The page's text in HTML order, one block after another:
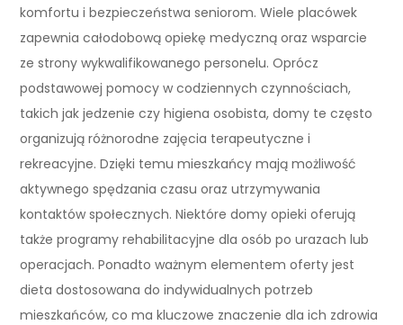
komfortu i bezpieczeństwa seniorom. Wiele placówek
zapewnia całodobową opiekę medyczną oraz wsparcie
ze strony wykwalifikowanego personelu. Oprócz
podstawowej pomocy w codziennych czynnościach,
takich jak jedzenie czy higiena osobista, domy te często
organizują różnorodne zajęcia terapeutyczne i
rekreacyjne. Dzięki temu mieszkańcy mają możliwość
aktywnego spędzania czasu oraz utrzymywania
kontaktów społecznych. Niektóre domy opieki oferują
także programy rehabilitacyjne dla osób po urazach lub
operacjach. Ponadto ważnym elementem oferty jest
dieta dostosowana do indywidualnych potrzeb
mieszkańców, co ma kluczowe znaczenie dla ich zdrowia